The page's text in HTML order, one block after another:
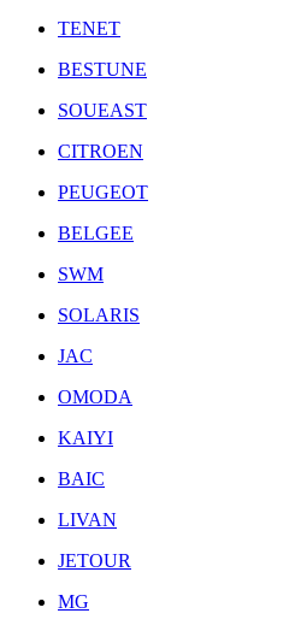
TENET
BESTUNE
SOUEAST
CITROEN
PEUGEOT
BELGEE
SWM
SOLARIS
JAC
OMODA
KAIYI
BAIC
LIVAN
JETOUR
MG